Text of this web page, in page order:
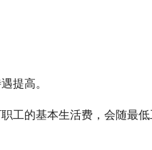
提高。
工的基本生活费，会随最低